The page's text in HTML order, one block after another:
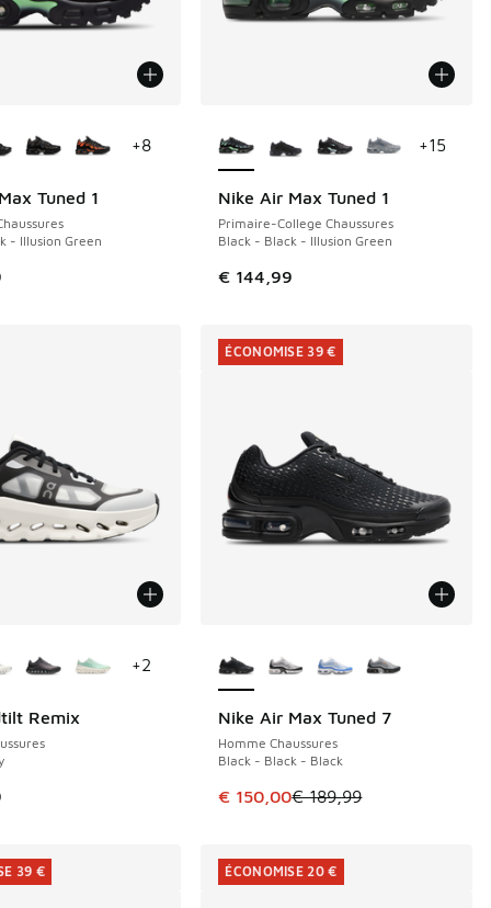
Tuned 1
- Illusion Green
+8
Nike Air Max Tuned 1
Primaire-College Chaussures
Black - Black - Illusion Green
€ 144,99
NOUVEAU
+15
Remix
+2
Nike Air Max Tuned 7
Homme Chaussures
Black - Black - Black
Cet article est en promotion.
€ 150,00€ 189,99
ÉCONOMISE 39 €
ÉCONOMISE 39 €
39 € ÉCONOMISE 20 €